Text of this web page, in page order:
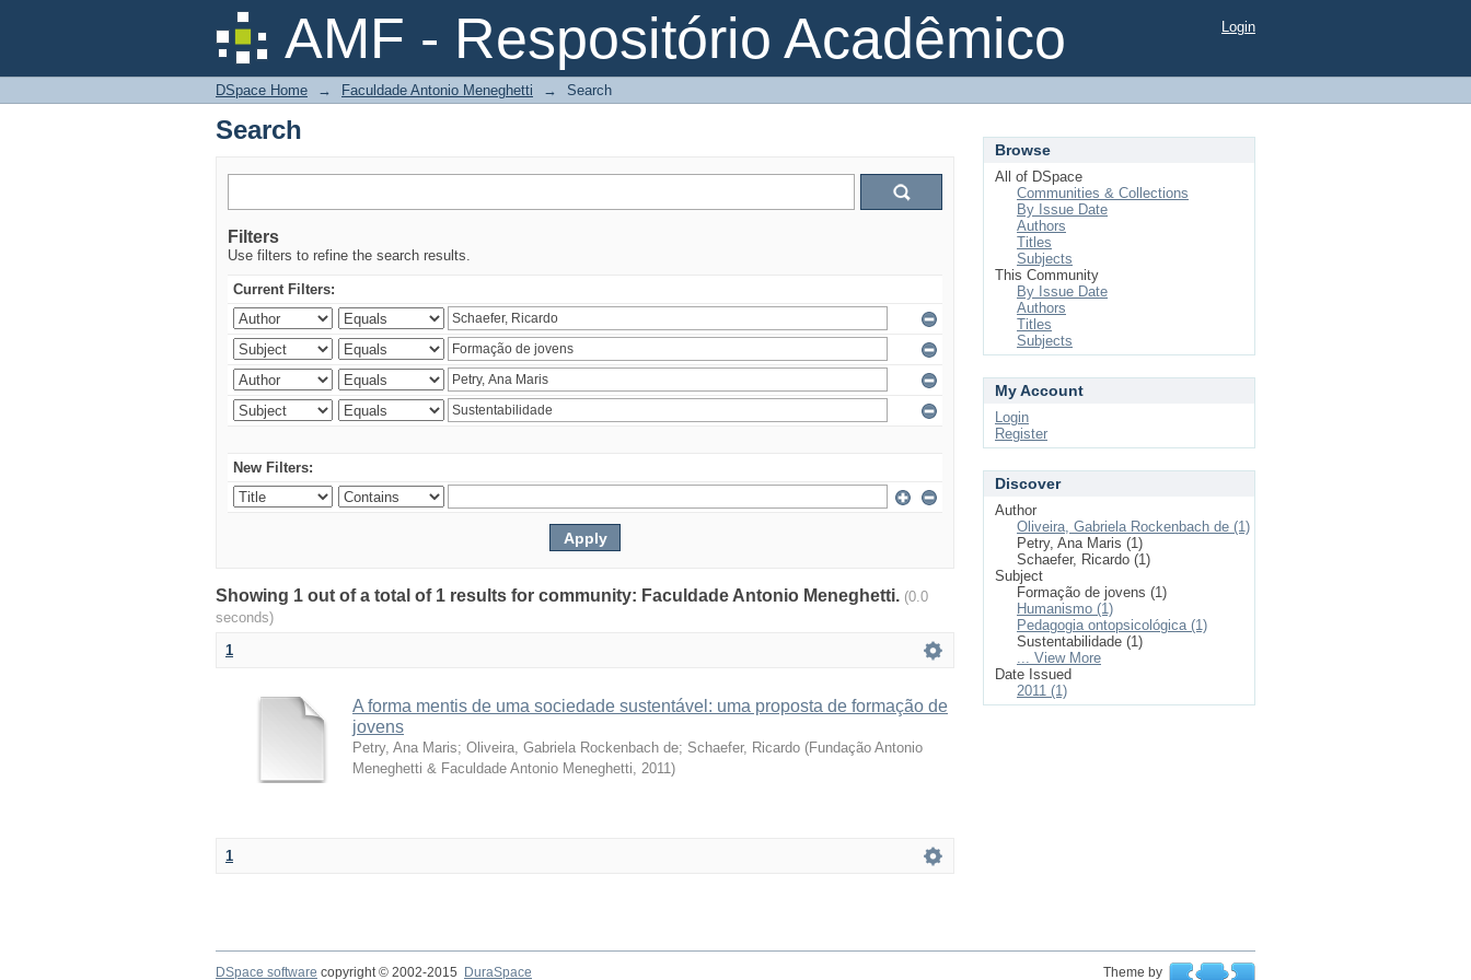
AMF - Respositório Acadêmico
Search Login
DSpace Home → Faculdade Antonio Meneghetti → Search
Search
Filters
Use filters to refine the search results.
Current Filters:
New Filters:
Showing 1 out of a total of 1 results for community: Faculdade Antonio Meneghetti. (0.0
seconds)
1
A forma mentis de uma sociedade sustentável: uma proposta de formação de
jovens
Petry, Ana Maris; Oliveira, Gabriela Rockenbach de; Schaefer, Ricardo (Fundação Antonio
Meneghetti & Faculdade Antonio Meneghetti, 2011)
1
Browse
All of DSpace
Communities & Collections
By Issue Date
Authors
Titles
Subjects
This Community
By Issue Date
Authors
Titles
Subjects
My Account
Login
Register
Discover
Author
Oliveira, Gabriela Rockenbach de (1)
Petry, Ana Maris (1)
Schaefer, Ricardo (1)
Subject
Formação de jovens (1)
Humanismo (1)
Pedagogia ontopsicológica (1)
Sustentabilidade (1)
... View More
Date Issued
2011 (1)
DSpace software copyright © 2002-2015 DuraSpace Theme by